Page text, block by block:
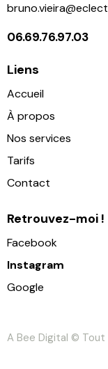
06.69.76.97.03
Liens
Accueil
À propos
Nos services
Tarifs
Contact
Retrouvez-moi !
Facebook
Instagram
Google
A Bee Digital © Tout